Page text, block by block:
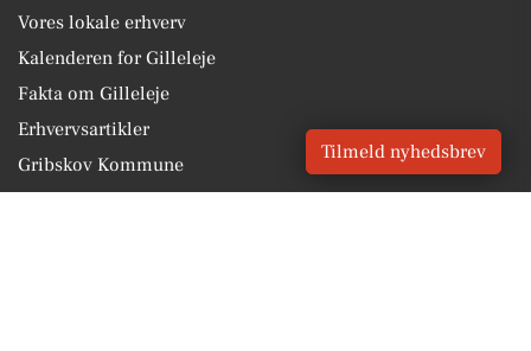
Vores lokale erhverv
Kalenderen for Gilleleje
Fakta om Gilleleje
Erhvervsartikler
Gribskov Kommune
Tilmeld nyhedsbrev